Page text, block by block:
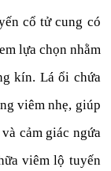
cổ tử cung có
lựa chọn nhằm
kín. Lá ổi chứa
viêm nhẹ, giúp
cảm giác ngứa
viêm lộ tuyến